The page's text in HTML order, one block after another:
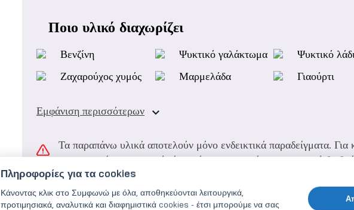
Ποιο υλικό διαχωρίζει
Βενζίνη Ψυκτικό γαλάκτωμα
Ψυκτικό
Ζαχαρούχος χυμός
Μαρμελάδα Γιαούρτι
Εμφάνιση περισσότερων
Τα παραπάνω υλικά αποτελούν μόνο ενδεικτικά παραδείγματα. Για
συγκεκριμένη εφαρμογή είναι πάντοτε απαραίτητη η σχετική
Πληροφορίες για τα cookies
Κάνοντας κλικ στο Συμφωνώ με όλα, αποθηκεύονται λειτουργικά,
προτιμησιακά, αναλυτικά και διαφημιστικά cookies - έτσι μπορούμε να σας